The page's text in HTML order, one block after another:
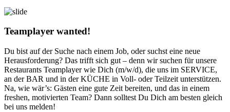
Teamplayer wanted!
Du bist auf der Suche nach einem Job, oder suchst eine neue
Herausforderung? Das trifft sich gut – denn wir suchen für unsere
Restaurants Teamplayer wie Dich (m/w/d), die uns im SERVICE,
an der BAR und in der KÜCHE in Voll- oder Teilzeit unterstützen.
Na, wie wär’s: Gästen eine gute Zeit bereiten, und das in einem
freshen, motivierten Team? Dann solltest Du Dich am besten gleich
bei uns melden!